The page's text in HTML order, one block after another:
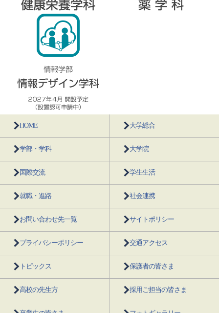
HOME 大学総合
学部・学科 大学院
国際交流 学生生活
就職・進路 社会連携
お問い合わせ先一覧 サイトポリシー
プライバシーポリシー 交通アクセス
トピックス 保護者の皆さま
高校の先生方 採用ご担当の皆さま